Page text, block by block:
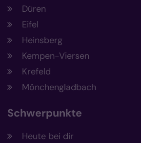
Düren
Eifel
Heinsberg
Kempen-Viersen
Krefeld
Mönchengladbach
Schwerpunkte
Heute bei dir